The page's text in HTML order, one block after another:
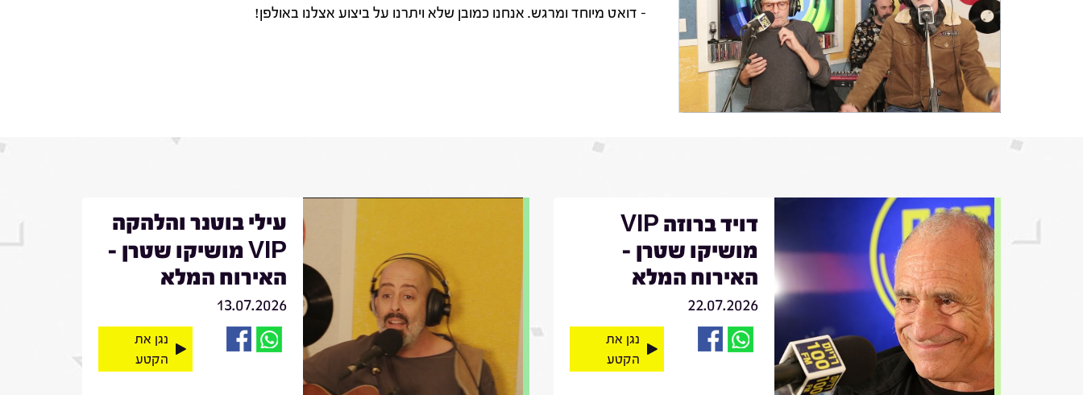
– דואט מיוחד ומרגש. אנחנו כמובן שלא ויתרנו על ביצוע אצלנו באולפן!
דויד ברוזה VIP
מושיקו שטרן -
האירוח המלא
22.07.2026
נגן את
הקטע
עילי בוטנר והלהקה
VIP מושיקו שטרן -
האירוח המלא
13.07.2026
נגן את
הקטע